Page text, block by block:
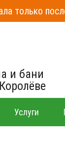
только
и бани
Услуги